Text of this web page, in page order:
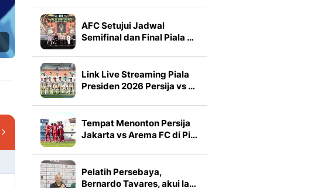
AFC Setujui Jadwal
Semifinal dan Final Piala …
Link Live Streaming Piala
Presiden 2026 Persija vs …
Tempat Menonton Persija
Jakarta vs Arema FC di Pi…
Pelatih Persebaya,
Bernardo Tavares, akui la…